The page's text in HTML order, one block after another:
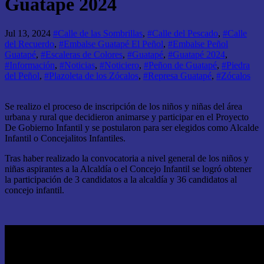
Guatapé 2024
Jul 13, 2024 #Calle de las Sombrillas, #Calle del Pescado, #Calle
del Recuerdo, #Embalse Guatapé El Peñol, #Embalse Peñol
Guatapé, #Escaleras de Colores, #Guatapé, #Guatapé 2024,
#Información, #Noticias, #Noticiero, #Peñon de Guatapé, #Piedra
del Peñol, #Plazoleta de los Zócalos, #Represa Guatapé, #Zócalos
Se realizo el proceso de inscripción de los niños y niñas del área
urbana y rural que decidieron animarse y participar en el Proyecto
De Gobierno Infantil y se postularon para ser elegidos como Alcalde
Infantil o Concejalitos Infantiles.
Tras haber realizado la convocatoria a nivel general de los niños y
niñas aspirantes a la Alcaldía o el Concejo Infantil se logró obtener
la participación de 3 candidatos a la alcaldía y 36 candidatos al
concejo infantil.